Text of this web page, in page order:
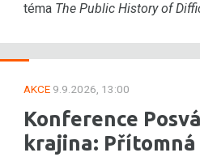
téma The Public History of
AKCE 9.9.2026, 13:00
Konference
krajina: Přítomná